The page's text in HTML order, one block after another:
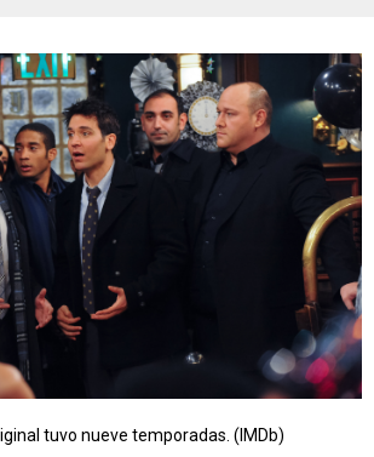
tuvo nueve temporadas. (IMDb)